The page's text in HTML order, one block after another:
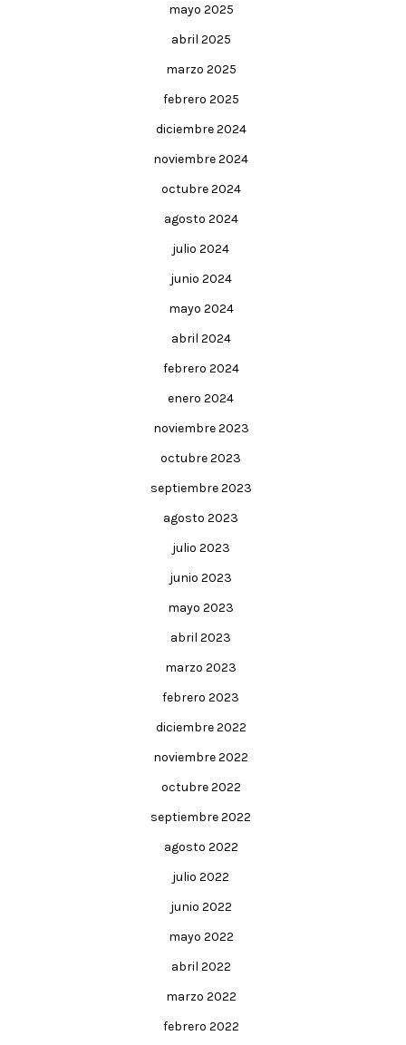
mayo 2025
abril 2025
marzo 2025
febrero 2025
diciembre 2024
noviembre 2024
octubre 2024
agosto 2024
julio 2024
junio 2024
mayo 2024
abril 2024
febrero 2024
enero 2024
noviembre 2023
octubre 2023
septiembre 2023
agosto 2023
julio 2023
junio 2023
mayo 2023
abril 2023
marzo 2023
febrero 2023
diciembre 2022
noviembre 2022
octubre 2022
septiembre 2022
agosto 2022
julio 2022
junio 2022
mayo 2022
abril 2022
marzo 2022
febrero 2022